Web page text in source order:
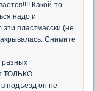
Какой-то
надо и
пластмасски (не
Снимите
разных
ТОЛЬКО
подъезд он не